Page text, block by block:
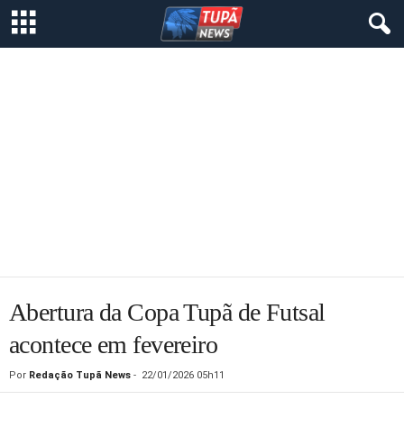
Abertura da Copa Tupã de Futsal
acontece em fevereiro
Por Redação Tupã News - 22/01/2026 05h11